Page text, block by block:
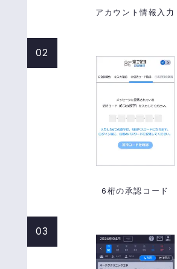
アカウント情報入力
6桁の承認コード